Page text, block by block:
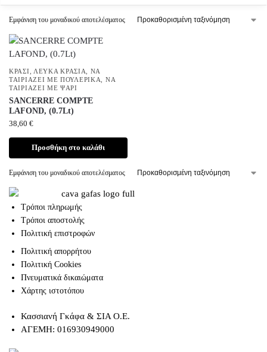
Εμφάνιση του μοναδικού αποτελέσματος
ΚΡΑΣΊ, ΛΕΥΚΆ ΚΡΑΣΙΆ, ΝΑ
ΤΑΙΡΙΆΖΕΙ ΜΕ ΠΟΥΛΕΡΙΚΆ, ΝΑ
ΤΑΙΡΙΆΖΕΙ ΜΕ ΨΆΡΙ
SANCERRE COMPTE
LAFOND, (0.7Lt)
38,60 €
Προσθήκη στο καλάθι
Εμφάνιση του μοναδικού αποτελέσματος
Τρόποι πληρωμής
Τρόποι αποστολής
Πολιτική επιστροφών
Πολιτική απορρήτου
Πολιτική Cookies
Πνευματικά δικαιώματα
Χάρτης ιστοτόπου
Κασσιανή Γκάφα & ΣΙΑ Ο.Ε.
ΑΓΕΜΗ: 016930949000